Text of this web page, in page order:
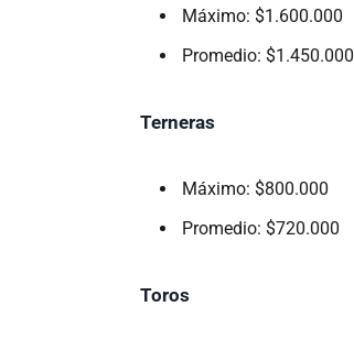
Máximo: $1.600.000
Promedio: $1.450.000
Terneras
Máximo: $800.000
Promedio: $720.000
Toros